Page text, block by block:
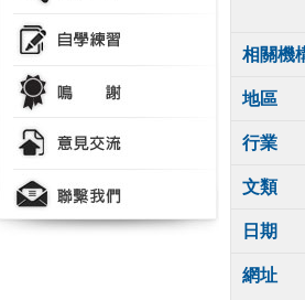
相關機
地區
行業
文類
日期
網址